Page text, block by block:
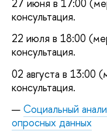
27 июня в 17:00
консультация.
22 июля в 18:00
консультация.
02 августа в 13:00
консультация.
Социальный
опросных данных